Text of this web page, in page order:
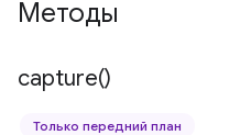
Методы
capture()
Только передний план